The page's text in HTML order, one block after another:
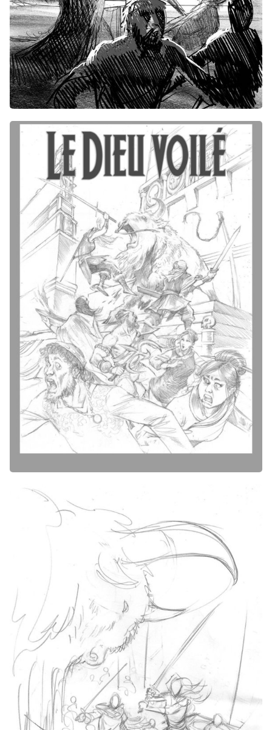
habituel) et vous le recevrez, comme les fois
précédentes, très rapidement après votre financement.
Sur ce point, nous restons inflexibles !
Voilà, ça se précise bien maintenant. On vous tient au
courant.
Bon week-end prolongé à tous !